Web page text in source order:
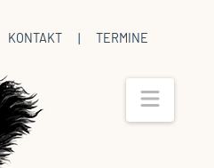
KONTAKT | TERMINE